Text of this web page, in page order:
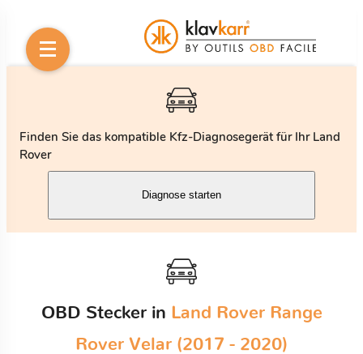
Finden Sie das kompatible Kfz-Diagnosegerät für Ihr Land
Rover
Diagnose starten
OBD Stecker in Land Rover Range
Rover Velar (2017 - 2020)